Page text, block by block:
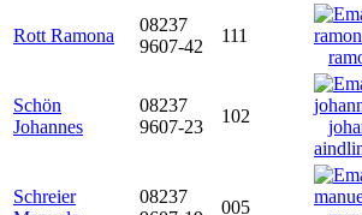
Rott Ramona
08237
9607-42
111
Schön
Johannes
08237
9607-23
102
Schreier
08237
005